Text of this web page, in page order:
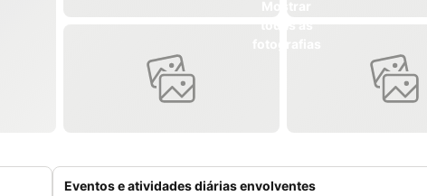
Eventos e atividades diárias envolventes